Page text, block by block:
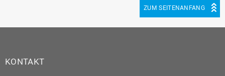
ZUM SEITENANFANG
KONTAKT